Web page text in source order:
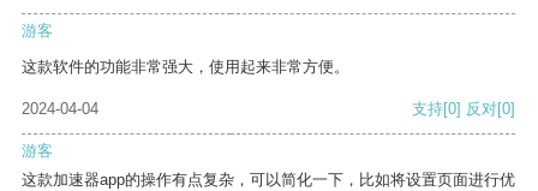
游客
这款软件的功能非常强大，使用起来非常方便。
2024-04-04 支持[0] 反对[0]
游客
这款加速器app的操作有点复杂，可以简化一下，比如将设置页面进行优